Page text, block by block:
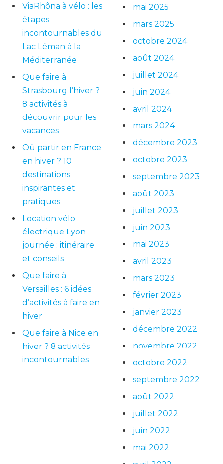
ViaRhôna à vélo : les
étapes
incontournables du
Lac Léman à la
Méditerranée
Que faire à
Strasbourg l’hiver ?
8 activités à
découvrir pour les
vacances
Où partir en France
en hiver ? 10
destinations
inspirantes et
pratiques
Location vélo
électrique Lyon
journée : itinéraire
et conseils
Que faire à
Versailles : 6 idées
d’activités à faire en
hiver
Que faire à Nice en
hiver ? 8 activités
incontournables
mai 2025
mars 2025
octobre 2024
août 2024
juillet 2024
juin 2024
avril 2024
mars 2024
décembre 2023
octobre 2023
septembre 2023
août 2023
juillet 2023
juin 2023
mai 2023
avril 2023
mars 2023
février 2023
janvier 2023
décembre 2022
novembre 2022
octobre 2022
septembre 2022
août 2022
juillet 2022
juin 2022
mai 2022